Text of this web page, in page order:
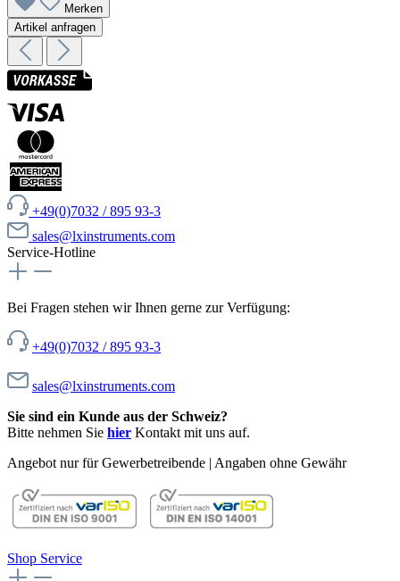
Merken
Artikel anfragen
+49(0)7032 / 895 93-3
sales@lxinstruments.com
Service-Hotline
Bei Fragen stehen wir Ihnen gerne zur Verfügung:
+49(0)7032 / 895 93-3
sales@lxinstruments.com
Sie sind ein Kunde aus der Schweiz?
Bitte nehmen Sie hier Kontakt mit uns auf.
Angebot nur für Gewerbetreibende | Angaben ohne Gewähr
Shop Service